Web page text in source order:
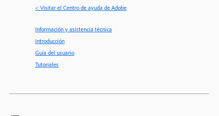
< Visitar el Centro de ayuda de Adobe
Información y asistencia técnica
Introducción
Guía del usuario
Tutoriales